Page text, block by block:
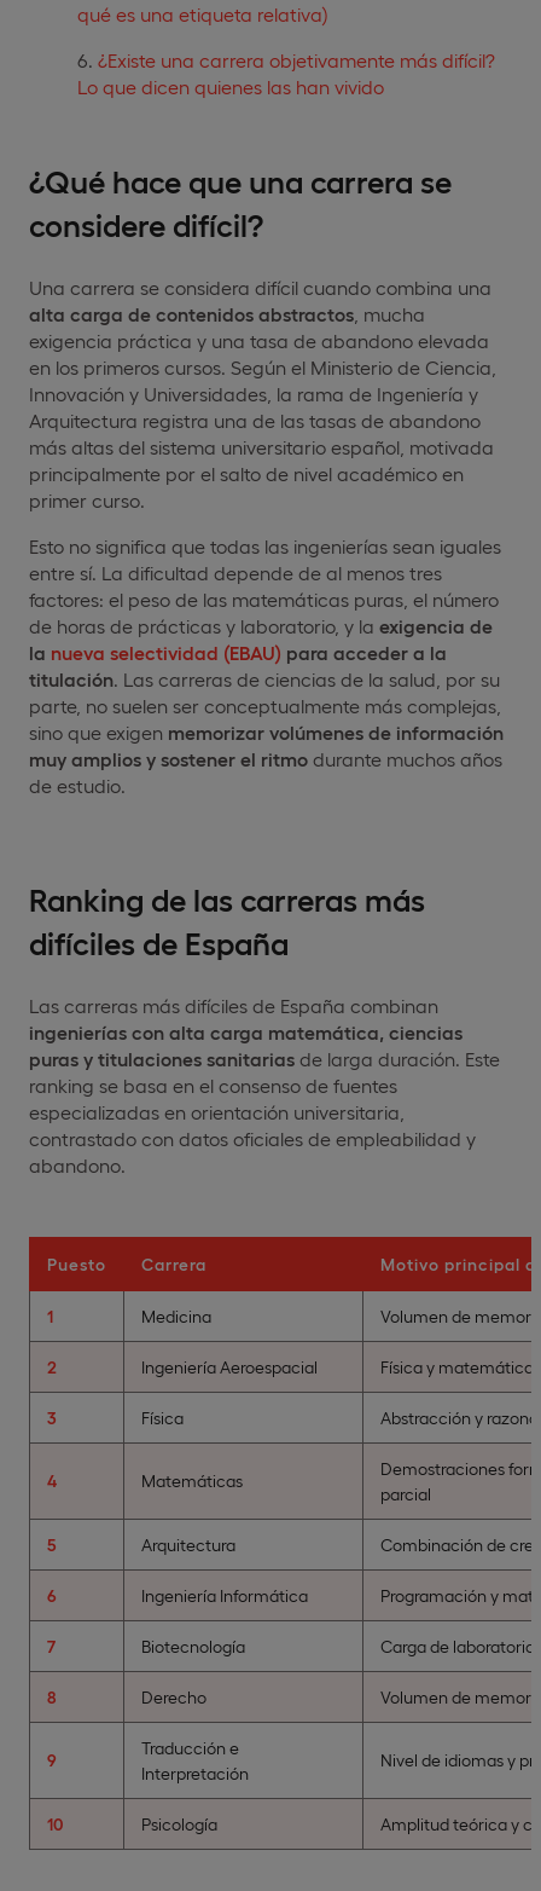
qué es una etiqueta relativa)
¿Existe una carrera objetivamente más difícil?
Lo que dicen quienes las han vivido
¿Qué hace que una carrera se
considere difícil?
Una carrera se considera difícil cuando combina una
alta carga de contenidos abstractos , mucha
exigencia práctica y una tasa de abandono elevada
en los primeros cursos. Según el Ministerio de Ciencia,
Innovación y Universidades, la rama de Ingeniería y
Arquitectura registra una de las tasas de abandono
más altas del sistema universitario español, motivada
principalmente por el salto de nivel académico en
primer curso.
Esto no significa que todas las ingenierías sean iguales
entre sí. La dificultad depende de al menos tres
factores: el peso de las matemáticas puras, el número
de horas de prácticas y laboratorio, y la exigencia de
la nueva selectividad (EBAU) para acceder a la
titulación . Las carreras de ciencias de la salud, por su
parte, no suelen ser conceptualmente más complejas,
sino que exigen memorizar volúmenes de información
muy amplios y sostener el ritmo durante muchos años
de estudio.
Ranking de las carreras más
difíciles de España
Las carreras más difíciles de España combinan
ingenierías con alta carga matemática, ciencias
puras y titulaciones sanitarias de larga duración. Este
ranking se basa en el consenso de fuentes
especializadas en orientación universitaria,
contrastado con datos oficiales de empleabilidad y
abandono.
Puesto Carrera Motivo principal
1 Medicina Volumen de
2 Ingeniería Aeroespacial Física y
3 Física Abstracción y
4 Matemáticas
Demostraciones
parcial
5 Arquitectura Combinación de
6 Ingeniería Informática Programación y
7 Biotecnología Carga de
8 Derecho Volumen de
9
Traducción e
Interpretación
Nivel de idiomas y
10 Psicología Amplitud teórica y